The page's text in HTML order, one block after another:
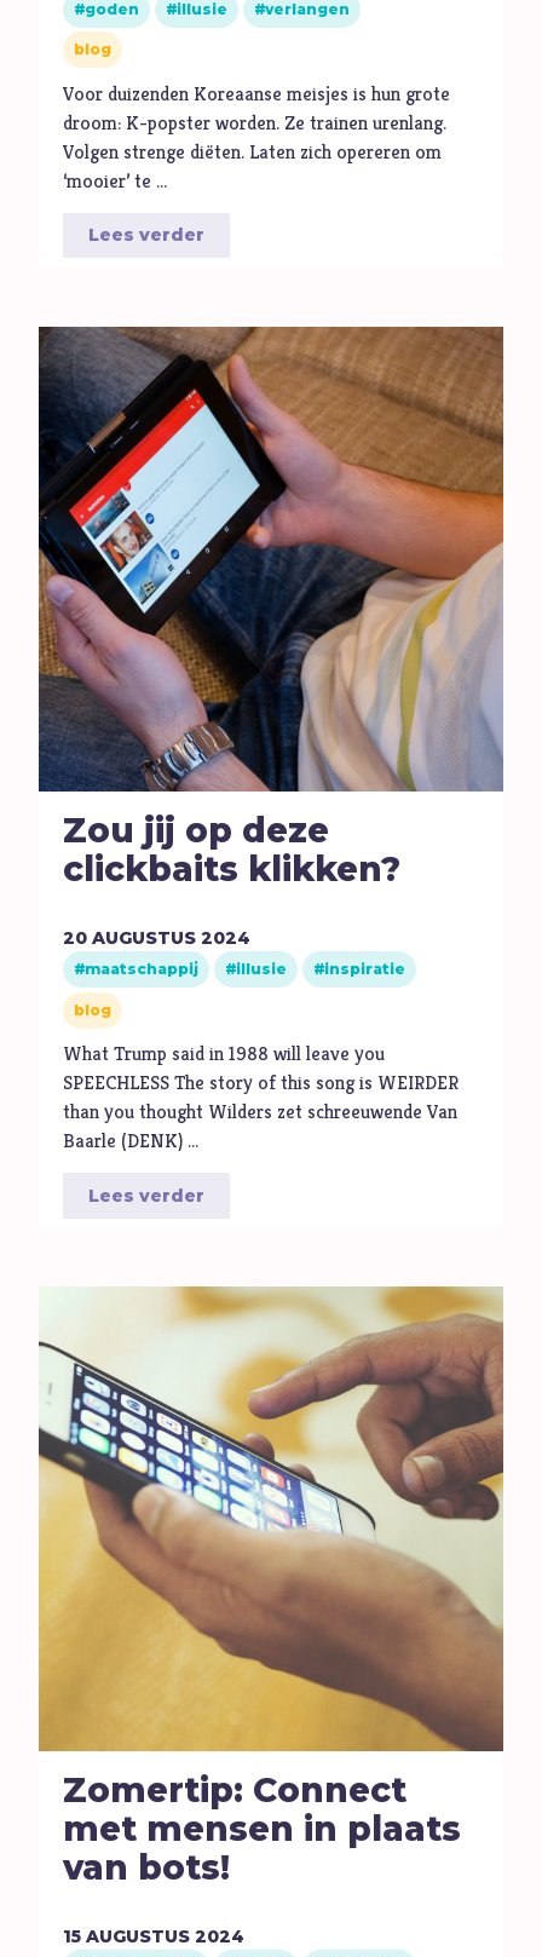
Volharding
Vragen
Vreugde
Vriendschap
Vrijheid
Wonderen
Ziel
Zintuigen
Zoektocht
Zonde
goden illusie verlangen
blog
Voor duizenden Koreaanse meisjes is hun grote
droom: K-popster worden. Ze trainen urenlang.
Volgen strenge diëten. Laten zich opereren om
‘mooier’ te …
Lees verder
Zou jij op deze
clickbaits klikken?
20 AUGUSTUS 2024
maatschappij illusie inspiratie
blog
What Trump said in 1988 will leave you
SPEECHLESS The story of this song is WEIRDER
than you thought Wilders zet schreeuwende Van
Baarle (DENK) …
Lees verder
Zomertip: Connect
met mensen in plaats
van bots!
15 AUGUSTUS 2024